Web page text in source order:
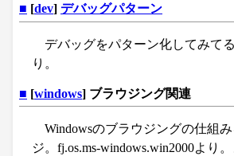
■ [dev] デバッグパターン
デバッグをパターン化してみて
り。
■ [windows] ブラウジング関連
Windowsのブラウジングの仕組
ジ。fj.os.ms-windows.win2000より